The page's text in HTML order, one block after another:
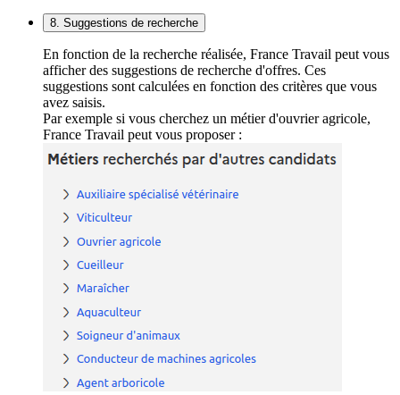
8. Suggestions de recherche
En fonction de la recherche réalisée, France Travail peut vous
afficher des suggestions de recherche d'offres. Ces
suggestions sont calculées en fonction des critères que vous
avez saisis.
Par exemple si vous cherchez un métier d'ouvrier agricole,
France Travail peut vous proposer :